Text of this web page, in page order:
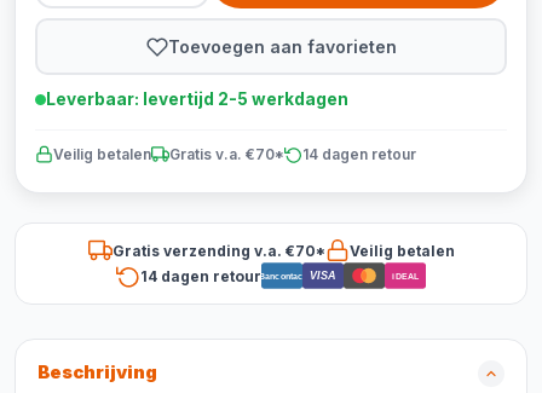
Toevoegen aan favorieten
Leverbaar: levertijd 2-5 werkdagen
Veilig betalen Gratis v.a. €70* 14 dagen retour
Gratis verzending v.a. €70*
Veilig betalen
14 dagen retourBancontact VISA iDEAL
Beschrijving